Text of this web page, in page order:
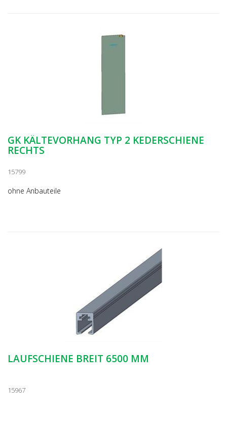
GK KÄLTEVORHANG TYP 2 KEDERSCHIENE
RECHTS
15799
ohne Anbauteile
LAUFSCHIENE BREIT 6500 MM
15967